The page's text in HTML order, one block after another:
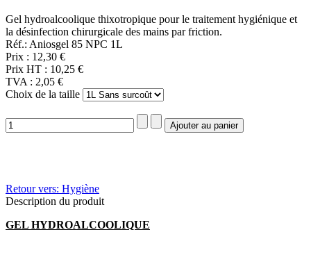
Gel hydroalcoolique thixotropique pour le traitement hygiénique et
la désinfection chirurgicale des mains par friction.
Réf.: Aniosgel 85 NPC 1L
Prix : 12,30 €
Prix HT : 10,25 €
TVA : 2,05 €
Choix de la taille
Retour vers: Hygiène
Description du produit
GEL HYDROALCOOLIQUE